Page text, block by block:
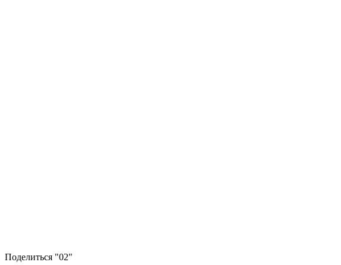
Поделиться "02"